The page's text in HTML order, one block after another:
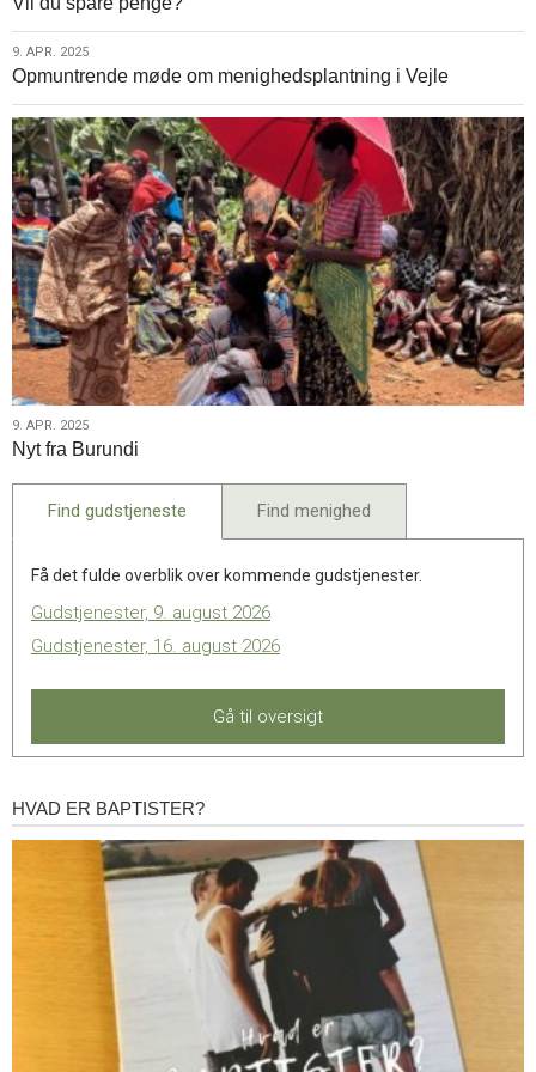
altid
spejder
apr.
2025
9.
apr.
2025
9. APR. 2025
Opmuntrende møde om menighedsplantning i Vejle
9.
apr.
2025
9. APR. 2025
Nyt fra Burundi
Find gudstjeneste Find menighed
Få det fulde overblik over kommende gudstjenester.
Gudstjenester, 9. august 2026
Gudstjenester, 16. august 2026
Gå til oversigt
Hvad
er
HVAD ER BAPTISTER?